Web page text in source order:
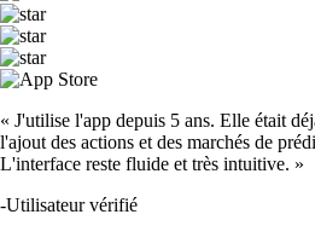
« J'utilise l'app depuis 5 ans. Elle était
l'ajout des actions et des marchés de
L'interface reste fluide et très intuitive. »
-Utilisateur vérifié